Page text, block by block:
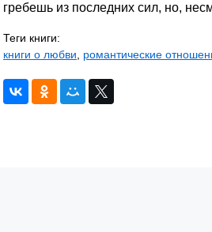
гребешь из последних сил, но,
Теги книги:
книги о любви
романтические